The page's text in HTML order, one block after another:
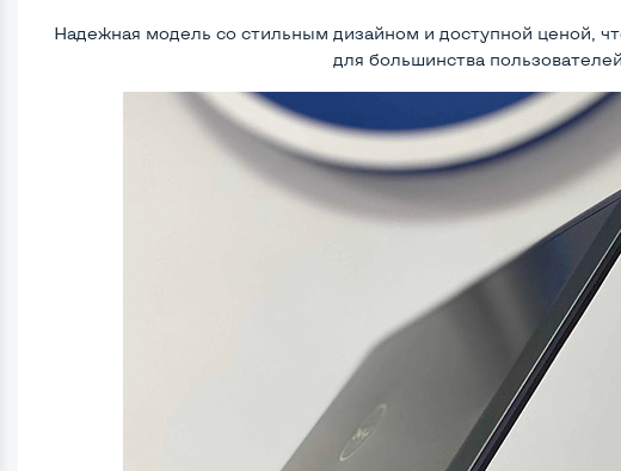
Надежная модель со стильным дизайном и доступной ценой,
для большинства